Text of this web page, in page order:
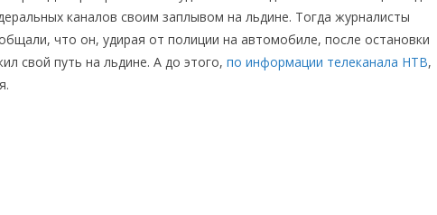
каналов своим заплывом на льдине. Тогда журналисты
что он, удирая от полиции на автомобиле, после остановки
свой путь на льдине. А до этого, по информации телеканала НТВ,